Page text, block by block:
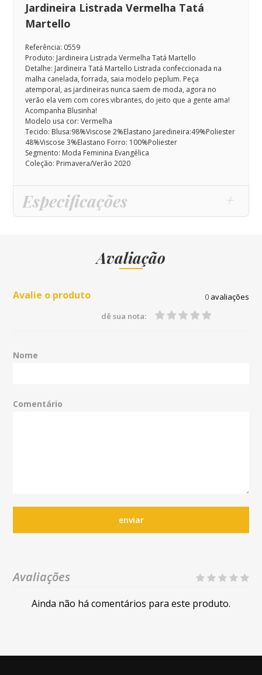
Jardineira Listrada Vermelha Tatá
Martello
Referência: 0559
Produto: Jardineira Listrada Vermelha Tatá Martello
Detalhe: Jardineira Tatá Martello Listrada confeccionada na
malha canelada, forrada, saia modelo peplum. Peça
atemporal, as jardineiras nunca saem de moda, agora no
verão ela vem com cores vibrantes, do jeito que a gente ama!
Acompanha Blusinha!
Modelo usa cor: Vermelha
Tecido: Blusa:98%Viscose 2%Elastano Jaredineira:49%Poliester
48%Viscose 3%Elastano Forro: 100%Poliester
Segmento: Moda Feminina Evangélica
Coleção: Primavera/Verão 2020
Especificações
Avaliação
Avalie o produto 0avaliações
dê sua nota:
Nome
Comentário
enviar
Avaliações
Ainda não há comentários para este produto.